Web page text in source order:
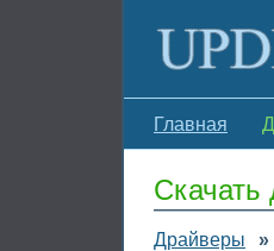
Главная
Скачать
Драйверы »